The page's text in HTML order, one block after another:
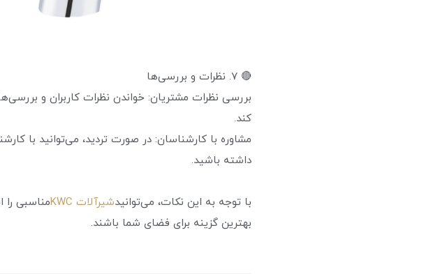
🔴 ۷. نظرات و بررسی‌ها
بررسی نظرات مشتریان: خواندن نظرات کاربران و
کند.
مشاوره با کارشناسان: در صورت تردید، می‌توانید با
داشته باشید.
با توجه به این نکات، می‌توانیدشیرآلات KWC
مناسبی
بهترین گزینه برای فضای شما باشند.